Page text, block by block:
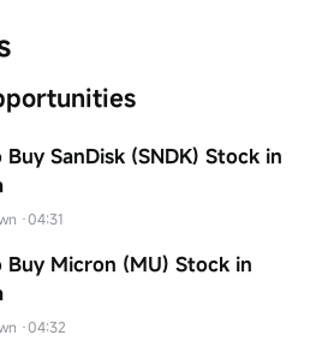
SanDisk (SNDK) Stock in
·04:31
Buy Micron (MU) Stock in
·04:32